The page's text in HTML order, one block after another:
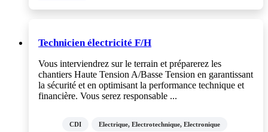
Technicien électricité F/H
Vous interviendrez sur le terrain et préparerez les
chantiers Haute Tension A/Basse Tension en garantissant
la sécurité et en optimisant la performance technique et
financière. Vous serez responsable ...
CDI Electrique, Electrotechnique, Electronique